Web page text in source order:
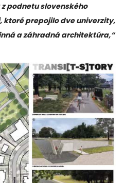
podnetu slovenského
prepojilo dve univerzity,
a záhradná architektúra,“